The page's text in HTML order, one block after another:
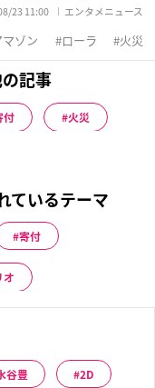
23 11:00 エンタメニュース
ゾン ローラ 火災
記事
付 火災
ているテーマ
寄付
オ
谷豊 2D